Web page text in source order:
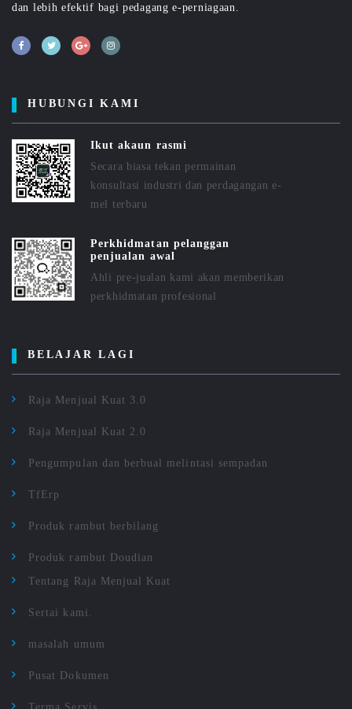
dan lebih efektif bagi pedagang e-perniagaan.
HUBUNGI KAMI
Ikut akaun rasmi
Secara biasa tekan permainan
konsultasi industri dan perdagangan e-
mel terbaru
Perkhidmatan pelanggan
penjualan awal
Ahli pre-jualan kami akan memberikan
perkhidmatan profesional
BELAJAR LAGI
Raja Menjual Kuat 3.0
Raja Menjual Kuat 2.0
Pengumpulan dan berbual melintasi sempadan
TfErp
Produk rambut berbilang
Produk rambut Doudian
Tentang Raja Menjual Kuat
Sertai kami.
masalah umum
Pusat Dokumen